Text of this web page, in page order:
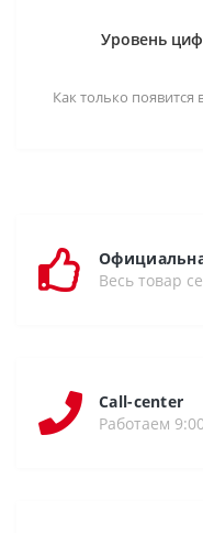
Уровень
Как только
Весь товар
Call-center
Работаем